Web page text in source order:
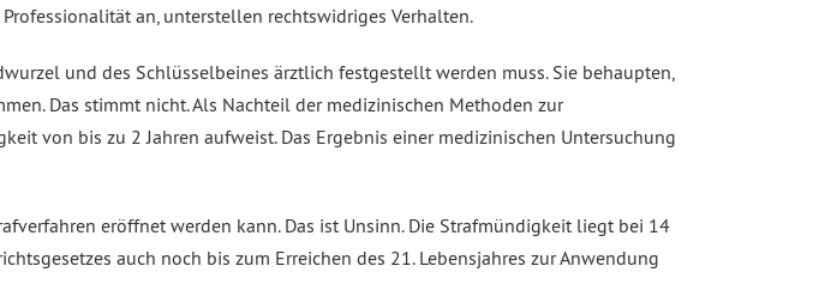
an, unterstellen rechtswidriges Verhalten.
und des Schlüsselbeines ärztlich festgestellt werden muss. Sie behaupten,
Das stimmt nicht. Als Nachteil der medizinischen Methoden zur
von bis zu 2 Jahren aufweist. Das Ergebnis einer medizinischen Untersuchung
eröffnet werden kann. Das ist Unsinn. Die Strafmündigkeit liegt bei 14
auch noch bis zum Erreichen des 21. Lebensjahres zur Anwendung